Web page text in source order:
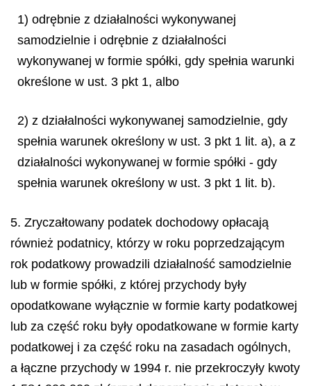
1) odrębnie z działalności wykonywanej
samodzielnie i odrębnie z działalności
wykonywanej w formie spółki, gdy spełnia warunki
określone w ust. 3 pkt 1, albo
2) z działalności wykonywanej samodzielnie, gdy
spełnia warunek określony w ust. 3 pkt 1 lit. a), a z
działalności wykonywanej w formie spółki - gdy
spełnia warunek określony w ust. 3 pkt 1 lit. b).
5. Zryczałtowany podatek dochodowy opłacają
również podatnicy, którzy w roku poprzedzającym
rok podatkowy prowadzili działalność samodzielnie
lub w formie spółki, z której przychody były
opodatkowane wyłącznie w formie karty podatkowej
lub za część roku były opodatkowane w formie karty
podatkowej i za część roku na zasadach ogólnych,
a łączne przychody w 1994 r. nie przekroczyły kwoty